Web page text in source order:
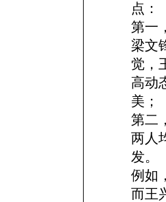
点：
第一
梁文
觉，
高动
美；
第二
两人
发。
例如
而王